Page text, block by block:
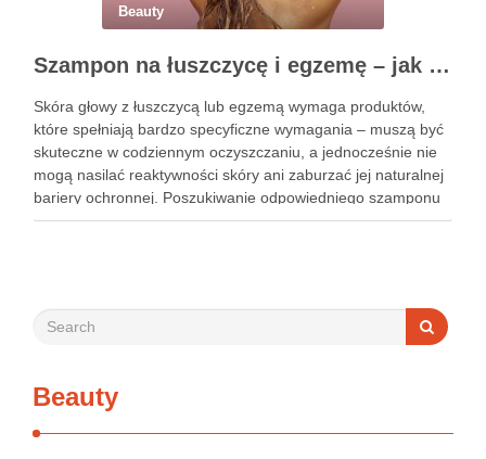
Beauty
Szampon na łuszczycę i egzemę – jak świadomie dobierać produkty przy wrażliwej skórze głowy?
Skóra głowy z łuszczycą lub egzemą wymaga produktów,
które spełniają bardzo specyficzne wymagania – muszą być
skuteczne w codziennym oczyszczaniu, a jednocześnie nie
mogą nasilać reaktywności skóry ani zaburzać jej naturalnej
bariery ochronnej. Poszukiwanie odpowiedniego szamponu
bywa dla wielu pacjentów procesem długim i frustrującym, bo
Beauty